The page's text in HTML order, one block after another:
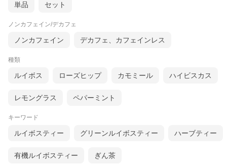
単品 セット
ノンカフェイン/デカフェ
ノンカフェイン デカフェ、カフェインレス
種類
ルイボス ローズヒップ カモミール ハイビスカス
レモングラス ペパーミント
キーワード
ルイボスティー グリーンルイボスティー ハーブティー
有機ルイボスティー ぎん茶